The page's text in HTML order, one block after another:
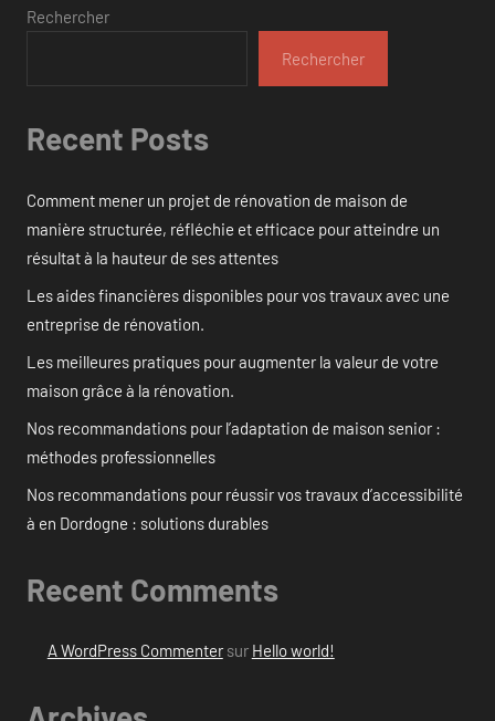
Rechercher
Rechercher
Recent Posts
Comment mener un projet de rénovation de maison de
manière structurée, réfléchie et efficace pour atteindre un
résultat à la hauteur de ses attentes
Les aides financières disponibles pour vos travaux avec une
entreprise de rénovation.
Les meilleures pratiques pour augmenter la valeur de votre
maison grâce à la rénovation.
Nos recommandations pour l’adaptation de maison senior :
méthodes professionnelles
Nos recommandations pour réussir vos travaux d’accessibilité
à en Dordogne : solutions durables
Recent Comments
A WordPress Commentersur Hello world!